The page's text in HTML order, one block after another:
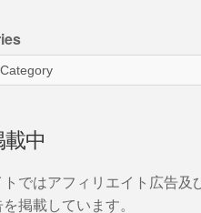
載中
トではアフィリエイト広告及
掲載しています。